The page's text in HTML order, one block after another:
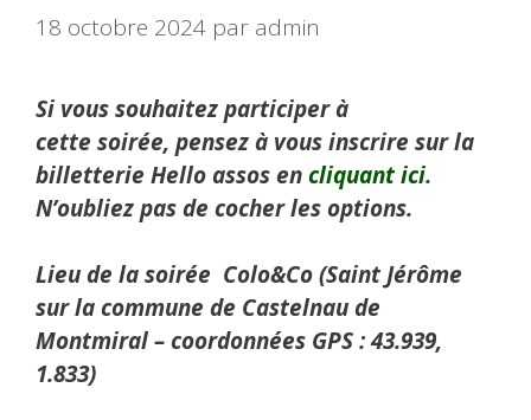
18 octobre 2024 par admin
Si vous souhaitez participer à
cette soirée, pensez à vous inscrire sur la
billetterie Hello assos encliquant ici.
N’oubliez pas de cocher les options.
Lieu de la soirée Colo&Co (Saint Jérôme
sur la commune de Castelnau de
Montmiral – coordonnées GPS : 43.939,
1.833)